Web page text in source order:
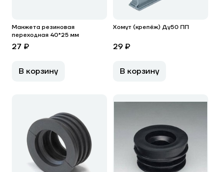
Манжета резиновая
переходная 40*25 мм
27 ₽
В корзину
Хомут (крепёж) Ду50 ПП
29 ₽
В корзину